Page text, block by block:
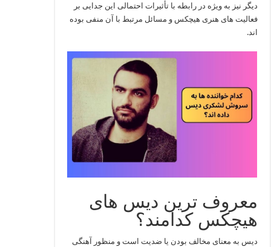
دیگر نیز به‌ ویژه در رابطه با تأثیرات احتمالی این جدایی بر
فعالیت‌ های هنری هیچکس و مسائل مرتبط با آن منفی بوده‌
اند.
معروف ترین دیس های
هیچکس کدامند؟
دیس به معنای مخالف بودن یا ضدیت است و منظور آهنگی